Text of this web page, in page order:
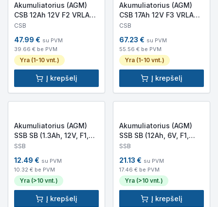
Akumuliatorius (AGM)
CSB 12Ah 12V F2 VRLA
(GP12120)
CSB
47.99 € su PVM
39.66 € be PVM
Yra (1-10 vnt.)
Į krepšelį
Akumuliatorius (AGM)
CSB 17Ah 12V F3 VRLA
(GP12170)
CSB
67.23 € su PVM
55.56 € be PVM
Yra (1-10 vnt.)
Į krepšelį
Akumuliatorius (AGM)
SSB SB (1.3Ah, 12V, F1,
VRLA)
SSB
12.49 € su PVM
10.32 € be PVM
Yra (>10 vnt.)
Į krepšelį
Akumuliatorius (AGM)
SSB SB (12Ah, 6V, F1,
VRLA)
SSB
21.13 € su PVM
17.46 € be PVM
Yra (>10 vnt.)
Į krepšelį